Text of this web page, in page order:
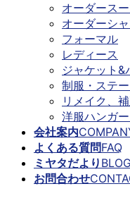
オーダース
オーダーシ
フォーマル
レディース
ジャケット&
制服・ステ
リメイク、
洋服ハンガ
会社案内
よくある質問FAQ
ミヤタだより BLOG
お問合わせ